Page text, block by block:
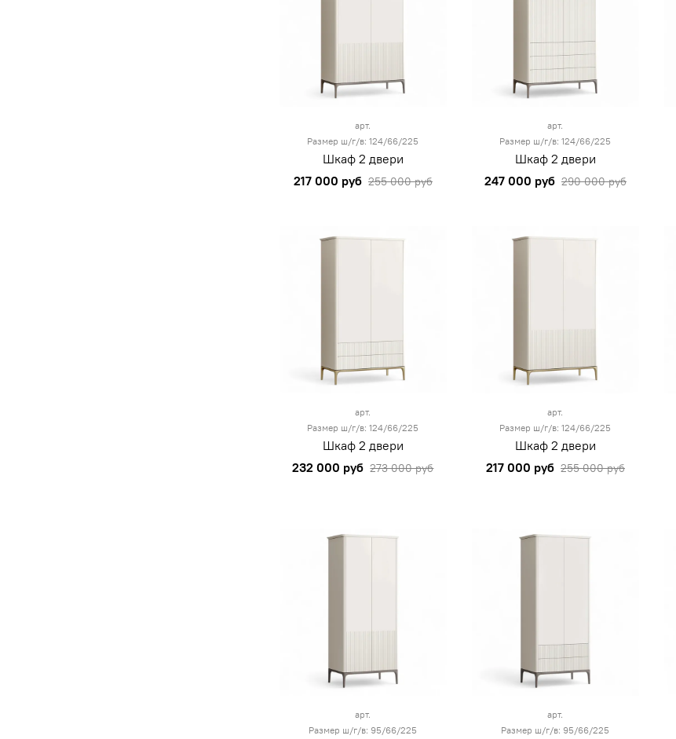
арт.
Размер ш/г/в: 124/66/225
Шкаф 2 двери
217 000 руб 255 000 руб
арт.
Размер ш/г/в: 124/66/225
Шкаф 2 двери
247 000 руб 290 000 руб
арт.
Размер ш/г/в: 124/66/225
Шкаф 2 двери
232 000 руб 273 000 руб
арт.
Размер ш/г/в: 124/66/225
Шкаф 2 двери
217 000 руб 255 000 руб
арт.
Размер ш/г/в: 95/66/225
арт.
Размер ш/г/в: 95/66/225